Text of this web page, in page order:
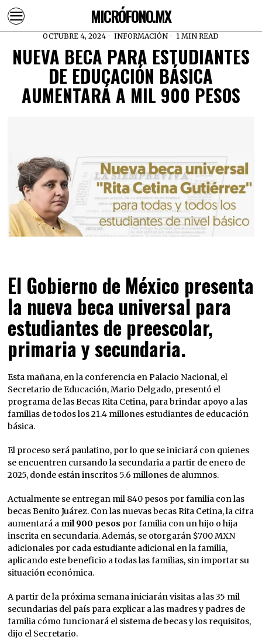
MICRÓFONO.MX
OCTUBRE 4, 2024 INFORMACIÓN 1 MIN READ
NUEVA BECA PARA ESTUDIANTES
DE EDUCACIÓN BÁSICA
AUMENTARÁ A MIL 900 PESOS
El Gobierno de México presenta
la nueva beca universal para
estudiantes de preescolar,
primaria y secundaria.
Esta mañana, en la conferencia en Palacio Nacional, el
Secretario de Educación, Mario Delgado, presentó el
programa de las Becas Rita Cetina, para brindar apoyo a las
familias de todos los 21.4 millones estudiantes de educación
básica.
El proceso será paulatino, por lo que se iniciará con quienes
se encuentren cursando la secundaria a partir de enero de
2025, donde están inscritos 5.6 millones de alumnos.
Actualmente se entregan mil 840 pesos por familia con las
becas Benito Juárez. Con las nuevas becas Rita Cetina, la cifra
aumentará a mil 900 pesos por familia con un hijo o hija
inscrita en secundaria. Además, se otorgarán $700 MXN
adicionales por cada estudiante adicional en la familia,
aplicando este beneficio a todas las familias, sin importar su
situación económica.
A partir de la próxima semana iniciarán visitas a las 35 mil
secundarias del país para explicar a las madres y padres de
familia cómo funcionará el sistema de becas y los requisitos,
dijo el Secretario.